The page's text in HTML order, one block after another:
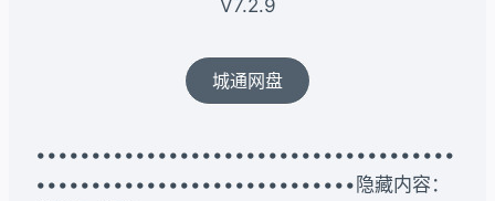
V7.2.9
城通网盘
••••••••••••••••••••••••••••••••••••••
•••••••••••••••••••••••••••••隐藏内容：